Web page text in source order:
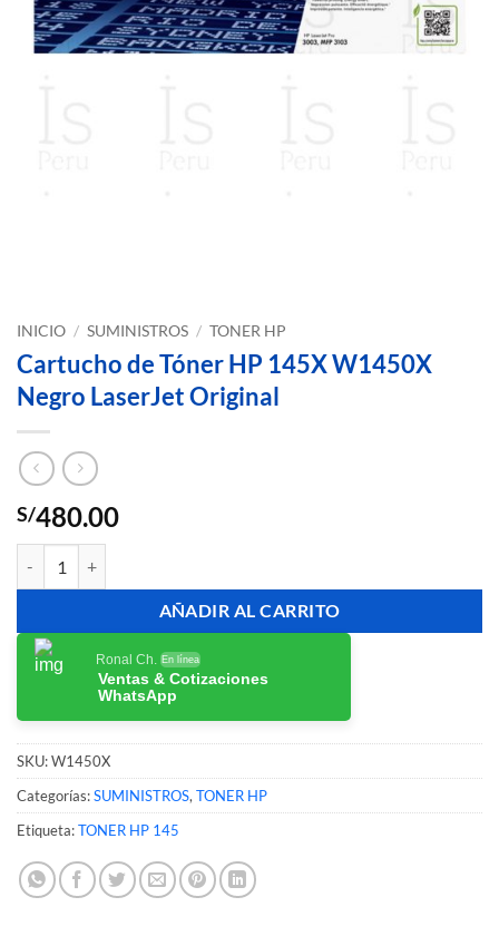
INICIO / SUMINISTROS / TONER HP
Cartucho de Tóner HP 145X W1450X
Negro LaserJet Original
S/480.00
AÑADIR AL CARRITO
Ronal Ch. En línea
Ventas & Cotizaciones
WhatsApp
SKU:W1450X
Categorías:SUMINISTROS,TONER HP
Etiqueta:TONER HP 145